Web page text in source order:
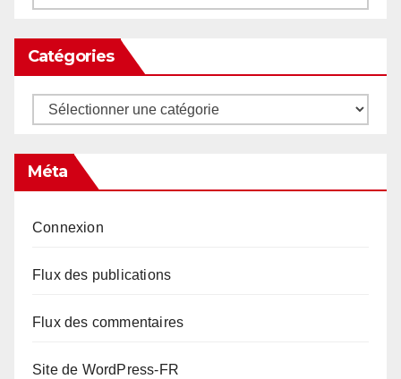
Catégories
Catégories
Méta
Connexion
Flux des publications
Flux des commentaires
Site de WordPress-FR